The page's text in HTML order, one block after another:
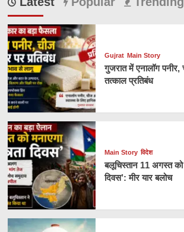
Gujrat Main Story
गुजरात में एनालॉग
तत्काल प्रतिबंध
Main Story विदेश
बलूचिस्तान 11 अगस्त को
दिवस’: मीर यार बलोच